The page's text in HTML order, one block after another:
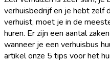
verhuisbedrijf en je hebt zelf
verhuist, moet je in de
huren. Er zijn een aantal
wanneer je een verhuisbus
artikel onze 5 tips voor het